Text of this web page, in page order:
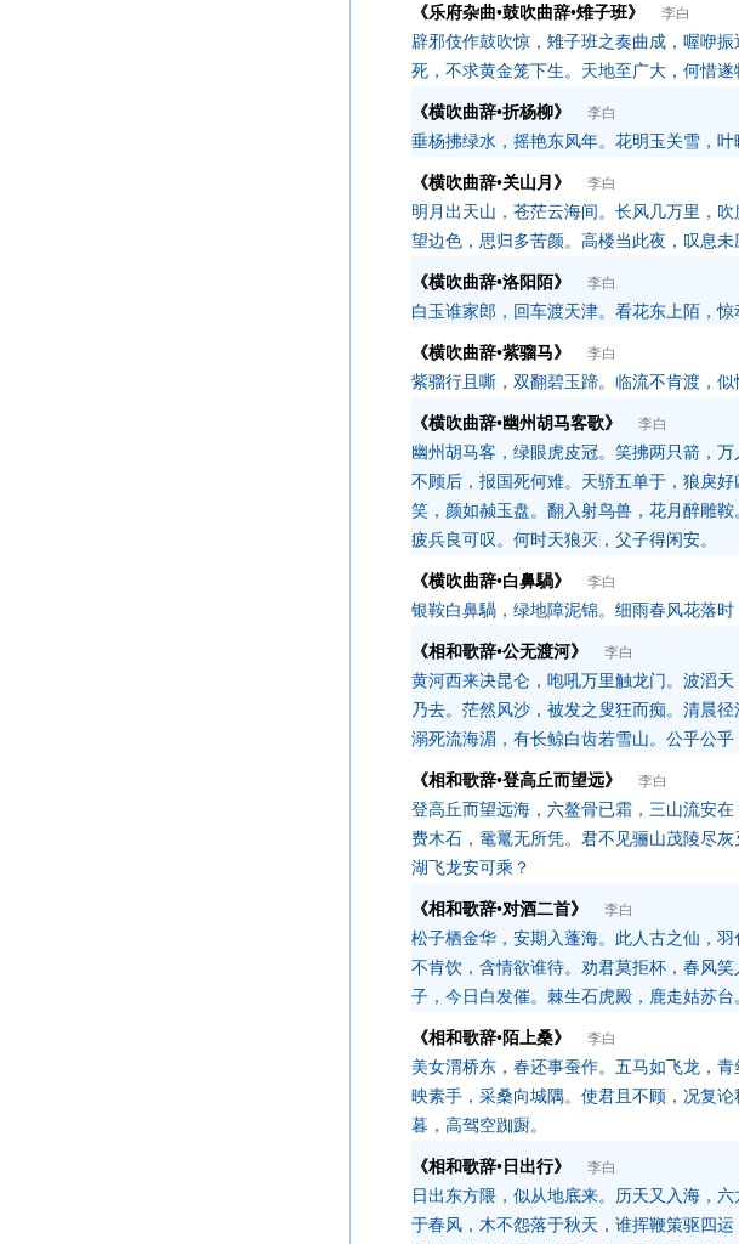
《乐府杂曲•鼓吹曲辞•雉子班》 李白
辟邪伎作鼓吹惊，雉子班之奏曲成，喔咿
死，不求黄金笼下生。天地至广大，何惜
《横吹曲辞•折杨柳》 李白
垂杨拂绿水，摇艳东风年。花明玉关雪，
《横吹曲辞•关山月》 李白
明月出天山，苍茫云海间。长风几万里，
望边色，思归多苦颜。高楼当此夜，叹息未
《横吹曲辞•洛阳陌》 李白
白玉谁家郎，回车渡天津。看花东上陌，惊
《横吹曲辞•紫骝马》 李白
紫骝行且嘶，双翻碧玉蹄。临流不肯渡，
《横吹曲辞•幽州胡马客歌》 李白
幽州胡马客，绿眼虎皮冠。笑拂两只箭，
不顾后，报国死何难。天骄五单于，狼戾
笑，颜如赪玉盘。翻入射鸟兽，花月醉雕
疲兵良可叹。何时天狼灭，父子得闲安。
《横吹曲辞•白鼻騧》 李白
银鞍白鼻騧，绿地障泥锦。细雨春风花落时
《相和歌辞•公无渡河》 李白
黄河西来决昆仑，咆吼万里触龙门。波滔
乃去。茫然风沙，被发之叟狂而痴。清晨
溺死流海湄，有长鲸白齿若雪山。公乎公乎
《相和歌辞•登高丘而望远》 李白
登高丘而望远海，六鳌骨已霜，三山流安
费木石，鼋鼍无所凭。君不见骊山茂陵尽
湖飞龙安可乘？
《相和歌辞•对酒二首》 李白
松子栖金华，安期入蓬海。此人古之仙，
不肯饮，含情欲谁待。劝君莫拒杯，春风
子，今日白发催。棘生石虎殿，鹿走姑苏
《相和歌辞•陌上桑》 李白
美女渭桥东，春还事蚕作。五马如飞龙，
映素手，采桑向城隅。使君且不顾，况复
暮，高驾空踟蹰。
《相和歌辞•日出行》 李白
日出东方隈，似从地底来。历天又入海，
于春风，木不怨落于秋天，谁挥鞭策驱四